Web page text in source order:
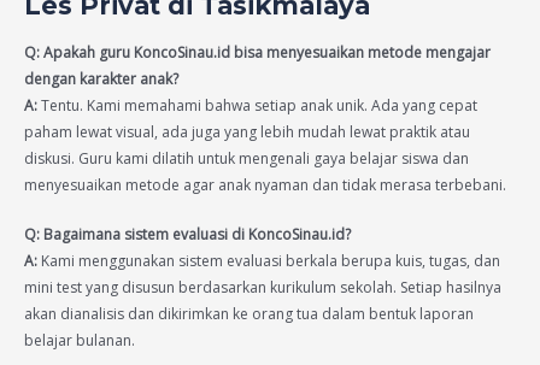
Q: Apakah guru KoncoSinau.id bisa menyesuaikan metode mengajar
dengan karakter anak?
A:Tentu. Kami memahami bahwa setiap anak unik. Ada yang cepat
paham lewat visual, ada juga yang lebih mudah lewat praktik atau
diskusi. Guru kami dilatih untuk mengenali gaya belajar siswa dan
menyesuaikan metode agar anak nyaman dan tidak merasa terbebani.
Q: Bagaimana sistem evaluasi di KoncoSinau.id?
A: Kami menggunakan sistem evaluasi berkala berupa kuis, tugas, dan
mini test yang disusun berdasarkan kurikulum sekolah. Setiap hasilnya
akan dianalisis dan dikirimkan ke orang tua dalam bentuk laporan
belajar bulanan.